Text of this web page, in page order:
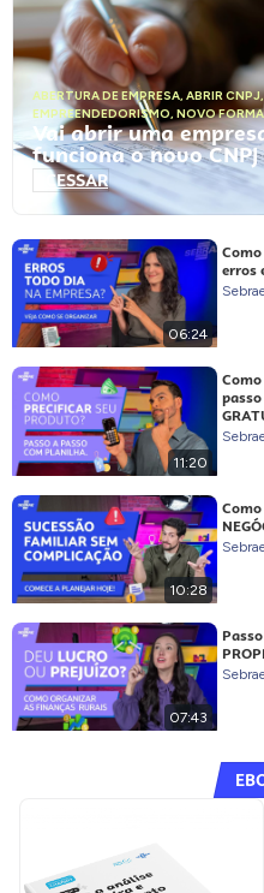
ABERTURA DE EMPRESA, ABRIR CNPJ
EMPREENDEDORISMO, NOVO
Vai abrir uma
funciona o novo
ACESSAR
06:24
erros
11:20
10:28
07:43